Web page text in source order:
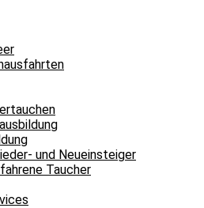
und Neueinsteiger
Taucher